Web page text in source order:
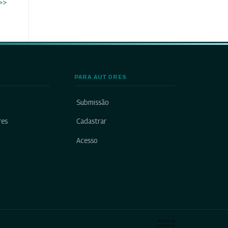
PARA AUTORES
Submissão
Cadastrar
Acesso